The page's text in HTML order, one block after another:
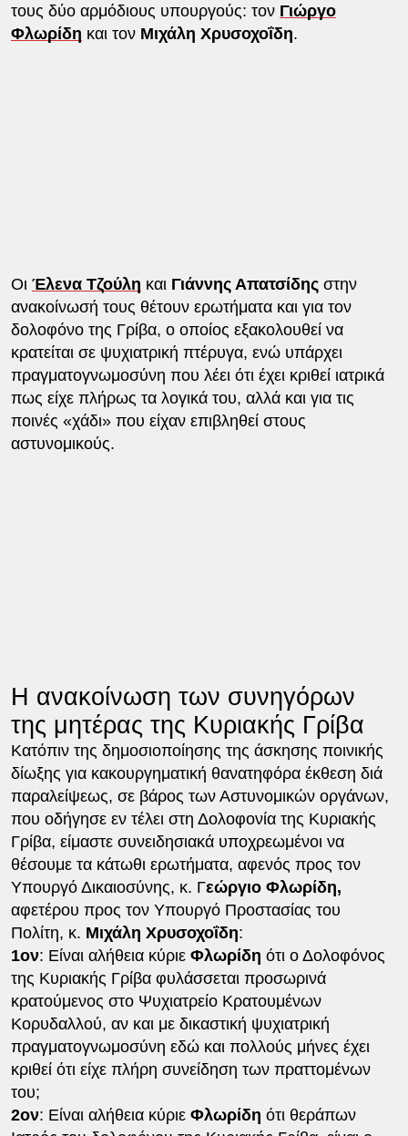
τους δύο αρμόδιους υπουργούς: τον Γιώργο
Φλωρίδη και τον Μιχάλη Χρυσοχοΐδη.
Οι Έλενα Τζούλη και Γιάννης Απατσίδηςστην
ανακοίνωσή τους θέτουν ερωτήματα και για τον
δολοφόνο της Γρίβα, ο οποίος εξακολουθεί να
κρατείται σε ψυχιατρική πτέρυγα, ενώ υπάρχει
πραγματογνωμοσύνη που λέει ότι έχει κριθεί ιατρικά
πως είχε πλήρως τα λογικά του, αλλά και για τις
ποινές «χάδι» που είχαν επιβληθεί στους
αστυνομικούς.
Η ανακοίνωση των συνηγόρων
της μητέρας της Κυριακής Γρίβα
Κατόπιν της δημοσιοποίησης της άσκησης ποινικής
δίωξης για κακουργηματική θανατηφόρα έκθεση διά
παραλείψεως, σε βάρος των Αστυνομικών οργάνων,
που οδήγησε εν τέλει στη Δολοφονία της Κυριακής
Γρίβα, είμαστε συνειδησιακά υποχρεωμένοι να
θέσουμε τα κάτωθι ερωτήματα, αφενός προς τον
Υπουργό Δικαιοσύνης, κ. Γεώργιο Φλωρίδη,
αφετέρου προς τον Υπουργό Προστασίας του
Πολίτη, κ. Μιχάλη Χρυσοχοΐδη:
1ον: Είναι αλήθεια κύριε Φλωρίδη ότι ο Δολοφόνος
της Κυριακής Γρίβα φυλάσσεται προσωρινά
κρατούμενος στο Ψυχιατρείο Κρατουμένων
Κορυδαλλού, αν και με δικαστική ψυχιατρική
πραγματογνωμοσύνη εδώ και πολλούς μήνες έχει
κριθεί ότι είχε πλήρη συνείδηση των πραττομένων
του;
2ον: Είναι αλήθεια κύριε Φλωρίδη ότι θεράπων